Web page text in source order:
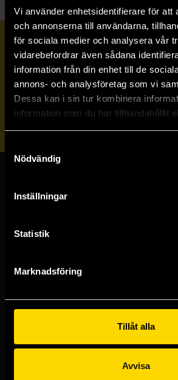
Vi använder enhetsidentifierare för att
och annonserna till användarna,
för sociala medier och analysera vår
vidarebefordrar även sådana
information från din enhet till de
annons- och analysföretag som vi
Dessa kan i sin tur kombinera
information som du har tillhandahållit
Nödvändig
Inställningar
Statistik
Marknadsföring
Tillåt alla
Avvisa
Prenumerera på vårt
Veckobrevet
Butiker & kundtjänst
Västerlånggatan 48
Göteborgsbutiken
Kungsgatan 19
Malmöbutiken